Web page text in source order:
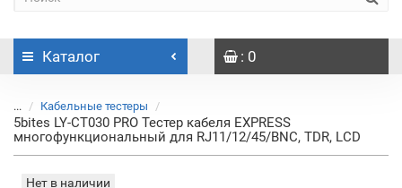
Каталог : 0
... Кабельные тестеры
5bites LY-CT030 PRO Тестер кабеля EXPRESS
многофункциональный для RJ11/12/45/BNC, TDR, LCD
Нет в наличии